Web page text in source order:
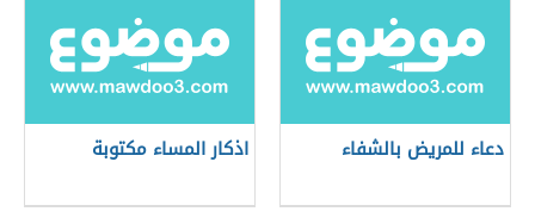
دعاء للمريض بالشفاء اذكار المساء مكتوبة